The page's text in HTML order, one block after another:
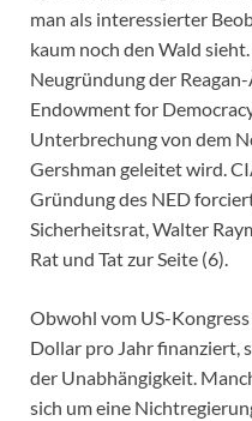
man als interessierter
kaum noch den Wald
Neugründung der
Endowment for
Unterbrechung von dem
Gershman geleitet wird.
Gründung des NED
Sicherheitsrat, Walter
Rat und Tat zur Seite (6).
Obwohl vom US-
Dollar pro Jahr finanziert,
der Unabhängigkeit.
sich um eine